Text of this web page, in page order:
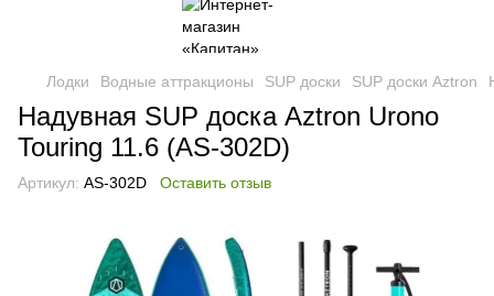
Лодки Водные аттракционы SUP доски SUP доски Aztron
Надувная SUP доска Aztron Urono
Touring 11.6 (AS-302D)
Артикул: AS-302D Оставить отзыв